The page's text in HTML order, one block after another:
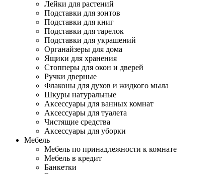
Лейки для растений
Подставки для зонтов
Подставки для книг
Подставки для тарелок
Подставки для украшений
Органайзеры для дома
Ящики для хранения
Стопперы для окон и дверей
Ручки дверные
Флаконы для духов и жидкого мыла
Шкуры натуральные
Аксессуары для ванных комнат
Аксессуары для туалета
Чистящие средства
Аксессуары для уборки
Мебель
Мебель по принадлежности к комнате
Мебель в кредит
Банкетки